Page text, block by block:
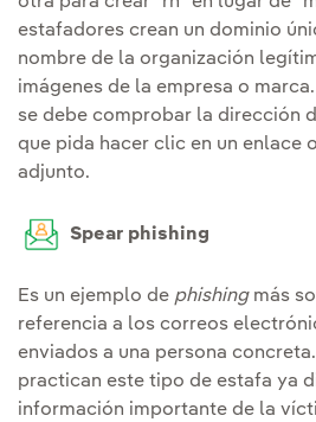
estafadores crean un dominio
nombre de la organización
imágenes de la empresa o
se debe comprobar la dirección
que pida hacer clic en un enlace
adjunto.
Spear phishing
Es un ejemplo de phishingmás
referencia a los correos
enviados a una persona
practican este tipo de estafa ya
información importante de la